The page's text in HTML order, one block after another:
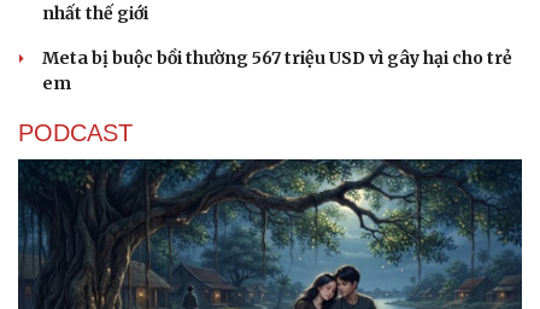
Sức khỏe
Dinh dưỡng - món ngon
Đời sống
Nhà đẹp
nhất thế giới
Meta bị buộc bồi thường 567 triệu USD vì gây hại cho trẻ
em
PODCAST